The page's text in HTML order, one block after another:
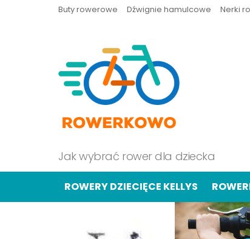
Buty rowerowe Dźwignie hamulcowe Nerki
Jak wybrać rower dla dziecka
ROWERY DZIECIĘCE KELLYS